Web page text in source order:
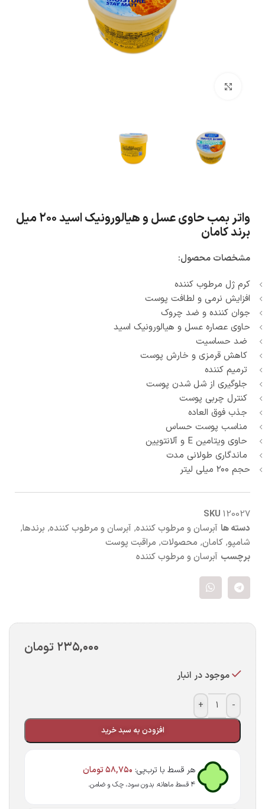
واتر بمب حاوی عسل و هیالورونیک اسید ۲۰۰ میل
برند کامان
مشخصات محصول:
کرم ژل مرطوب کننده
افزایش نرمی و لطافت پوست
جوان کننده و ضد چروک
حاوی عصاره عسل و هیالورونیک اسید
ضد حساسیت
کاهش قرمزی و خارش پوست
ترمیم کننده
جلوگیری از شل شدن پوست
کنترل چربی پوست
جذب فوق العاده
مناسب پوست حساس
حاوی ویتامین E و آلانتویین
ماندگاری طولانی مدت
حجم ۲۰۰ میلی لیتر
SKU 120027
دسته ها آبرسان و مرطوب کننده, آبرسان و مرطوب کننده, برندها,
شامپو, کامان, محصولات, مراقبت پوست
برچسب آبرسان و مرطوب کننده
۲۳۵,۰۰۰ تومان
موجود در انبار
-
+
افزودن به سبد خرید
هر قسط با ترب‌پی: ۵۸,۷۵۰تومان
۴ قسط ماهانه. بدون سود، چک و ضامن.